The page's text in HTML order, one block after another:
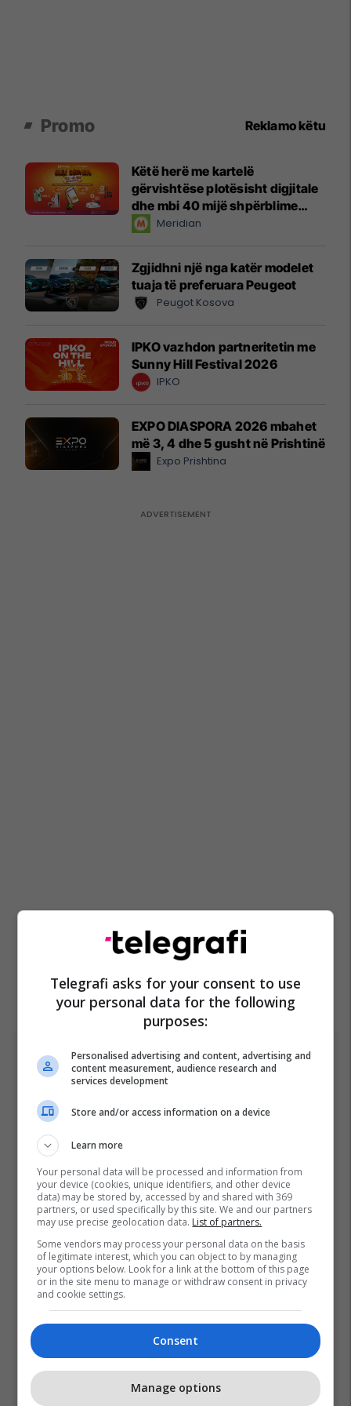
Promo Reklamo këtu
Këtë herë me kartelë
gërvishtëse plotësisht digjitale
dhe mbi 40 mijë shpërblime
instant!Meridian
Zgjidhni një nga katër modelet
tuaja të preferuara Peugeot
Peugot Kosova
IPKO vazhdon partneritetin me
Sunny Hill Festival 2026
IPKO
EXPO DIASPORA 2026 mbahet
më 3, 4 dhe 5 gusht në Prishtinë
Expo Prishtina
Top 5
pas fitores me nokaut ndaj
Pesë ditë pas marrjes së
detyrës, shefi i ri i ushtrisë
ukrainase urdhëron
Vetëm dy raunde dhe
miliona euro në xhep,
zbulohet sa fituan Joshua
e Prenga
26/07/2026
Vëllai iu etiketua si pjesëtar
i grupit të Arkanit, Drejtori i
Ekonomisë në Prizren
Telegrafi asks for your consent to use
your personal data for the following
purposes:
Personalised advertising and content, advertising and
content measurement, audience research and
services development
Store and/or access information on a device
Learn more
Your personal data will be processed and information from
your device (cookies, unique identifiers, and other device
data) may be stored by, accessed by and shared with 369
partners, or used specifically by this site. We and our partners
may use precise geolocation data. List of partners.
Some vendors may process your personal data on the basis
of legitimate interest, which you can object to by managing
your options below. Look for a link at the bottom of this page
or in the site menu to manage or withdraw consent in privacy
and cookie settings.
Consent
Manage options